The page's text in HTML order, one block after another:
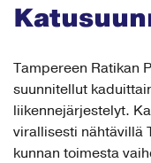
Tampereen Ratikan
suunnitellut
liikennejärjestelyt.
virallisesti nähtävillä
kunnan toimesta